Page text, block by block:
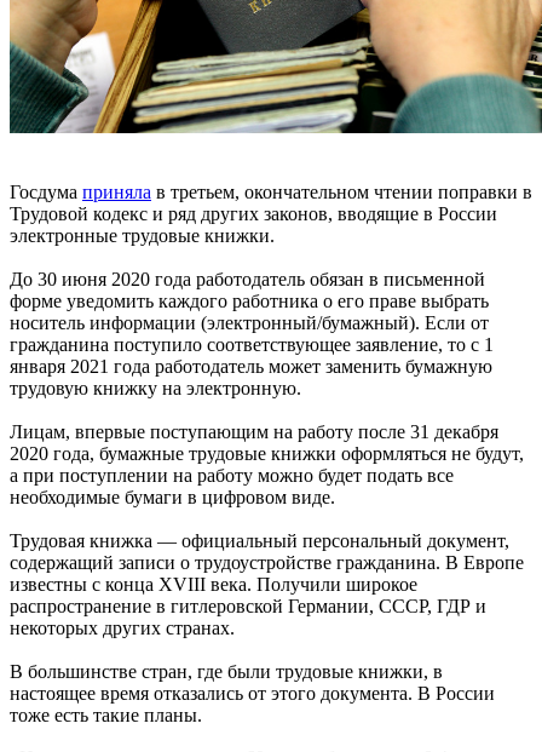
Госдума приняла в третьем, окончательном чтении поправки в
Трудовой кодекс и ряд других законов, вводящие в России
электронные трудовые книжки.
До 30 июня 2020 года работодатель обязан в письменной
форме уведомить каждого работника о его праве выбрать
носитель информации (электронный/бумажный). Если от
гражданина поступило соответствующее заявление, то с 1
января 2021 года работодатель может заменить бумажную
трудовую книжку на электронную.
Лицам, впервые поступающим на работу после 31 декабря
2020 года, бумажные трудовые книжки оформляться не будут,
а при поступлении на работу можно будет подать все
необходимые бумаги в цифровом виде.
Трудовая книжка — официальный персональный документ,
содержащий записи о трудоустройстве гражданина. В Европе
известны с конца XVIII века. Получили широкое
распространение в гитлеровской Германии, СССР, ГДР и
некоторых других странах.
В большинстве стран, где были трудовые книжки, в
настоящее время отказались от этого документа. В России
тоже есть такие планы.